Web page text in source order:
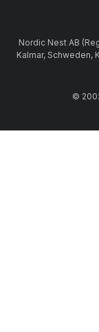
Nordic Nest AB
Kalmar, Schweden,
©